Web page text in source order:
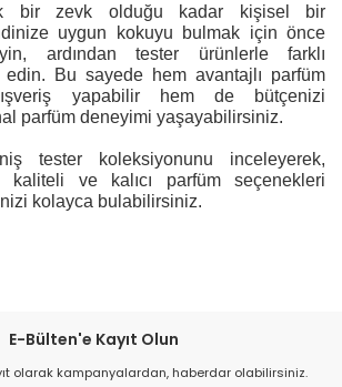
bir zevk olduğu kadar kişisel bir
uygun kokuyu bulmak için önce
ardından tester ürünlerle farklı
Bu sayede hem avantajlı parfüm
yapabilir hem de bütçenizi
parfüm deneyimi yaşayabilirsiniz.
tester koleksiyonunu inceleyerek,
kaliteli ve kalıcı parfüm seçenekleri
kolayca bulabilirsiniz.
E-Bülten'e Kayıt Olun
olarak kampanyalardan, haberdar olabilirsiniz.